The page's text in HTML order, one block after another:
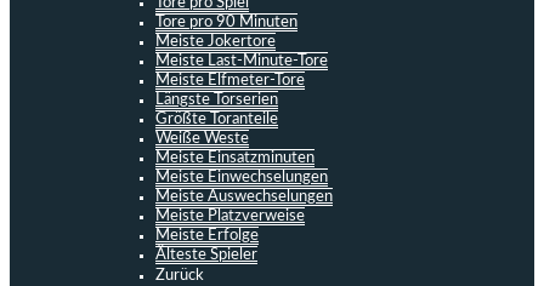
Tore pro 90 Minuten
Meiste Jokertore
Meiste Last-Minute-Tore
Meiste Elfmeter-Tore
Längste Torserien
Größte Toranteile
Weiße Weste
Meiste Einsatzminuten
Meiste Einwechselungen
Meiste Auswechselungen
Meiste Platzverweise
Meiste Erfolge
Älteste Spieler
Zurück